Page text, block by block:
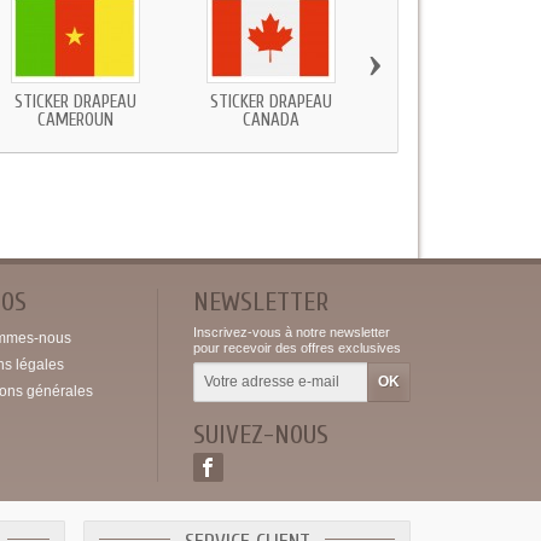
STICKER DRAPEAU
CAMEROUN
STICKER DRAPEAU
CANADA
›
nous
légales
générales
NEWSLETTER
Inscrivez-vous à notre newsletter
pour recevoir des offres exclusives
SUIVEZ-NOUS